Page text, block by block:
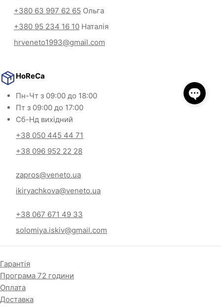
+380 63 997 62 65 Ольга
+380 95 234 16 10 Наталія
hrveneto1993@gmail.com
HoReCa
Пн-Чт з 09:00 до 18:00
Пт з 09:00 до 17:00
Сб-Нд вихідний
+38 050 445 44 71
+38 096 952 22 28
zapros@veneto.ua
ikiryachkova@veneto.ua
+38 067 671 49 33
solomiya.iskiv@gmail.com
Гарантія
Програма 72 години
Оплата
Доставка